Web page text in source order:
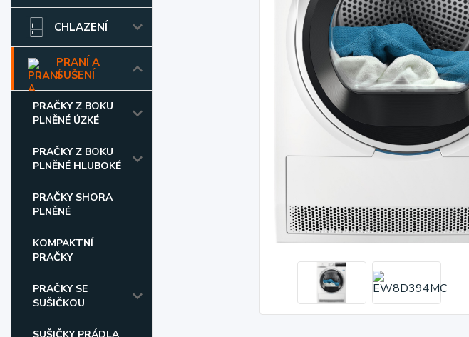
CHLAZENÍ
PRANÍ A
SUŠENÍ
PRAČKY Z BOKU
PLNĚNÉ ÚZKÉ
PRAČKY Z BOKU
PLNĚNÉ HLUBOKÉ
PRAČKY SHORA
PLNĚNÉ
KOMPAKTNÍ
PRAČKY
PRAČKY SE
SUŠIČKOU